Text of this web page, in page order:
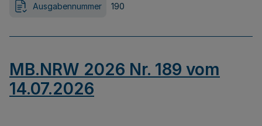
Ausgabennummer 190
MB.NRW 2026 Nr. 189 vom
14.07.2026